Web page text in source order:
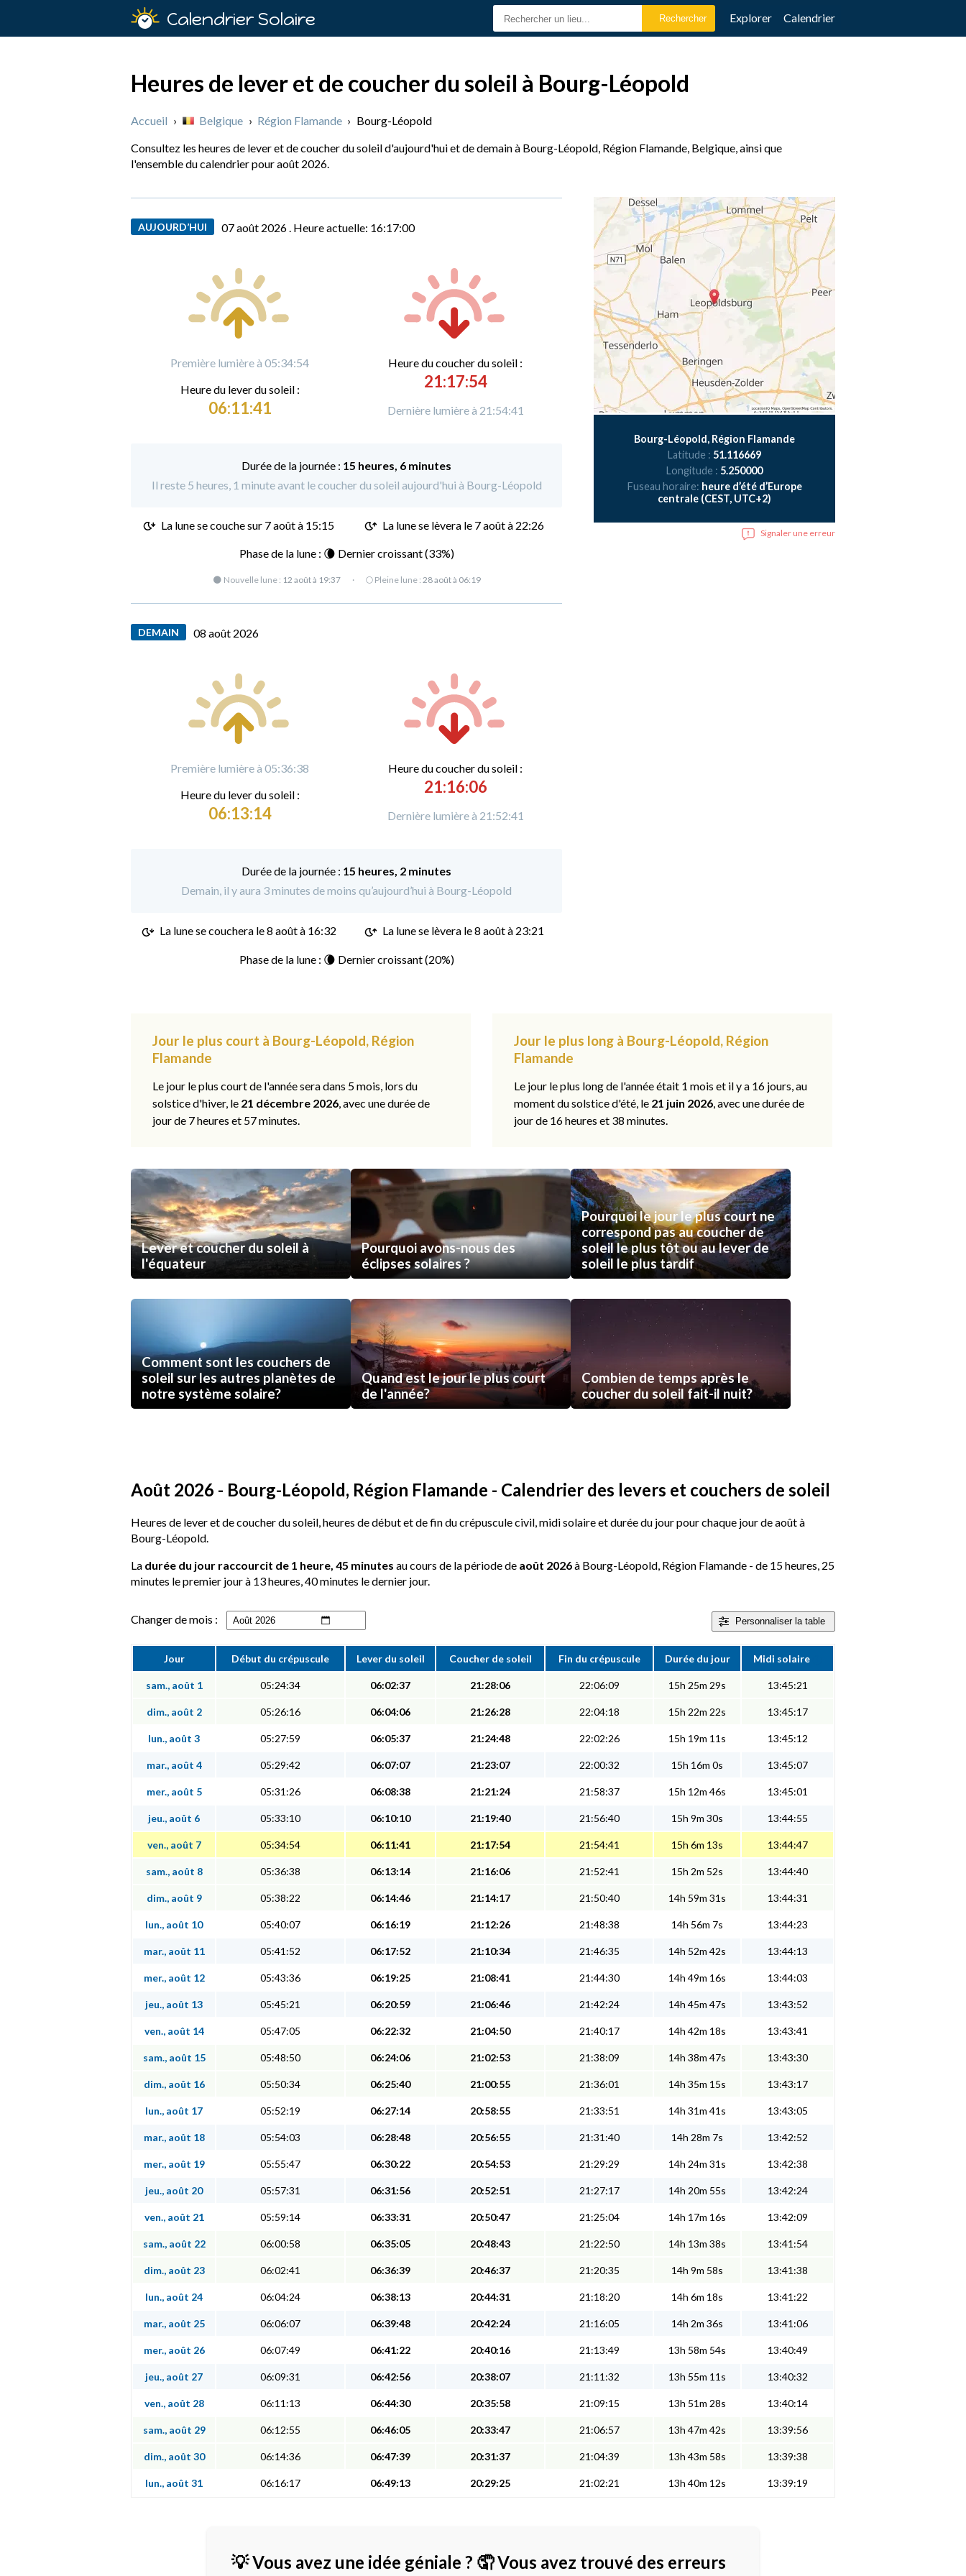
Calendrier Solaire Explorer Calendrier
Heures de lever et de coucher du soleil à Bourg-Léopold
Accueil › Belgique › Région Flamande › Bourg-Léopold
Consultez les heures de lever et de coucher du soleil d'aujourd'hui et de demain à Bourg-Léopold, Région Flamande, Belgique, ainsi que
l'ensemble du calendrier pour août 2026.
AUJOURD’HUI 07 août 2026 . Heure actuelle: 16:17:01
Première lumière à 05:34:54
Heure du lever du soleil :
06:11:41
Heure ducoucher du soleil :
21:17:54
Dernière lumière à 21:54:41
Durée de la journée : 15 heures, 6 minutes
Il reste 5 heures, 1 minute avant le coucher du soleil aujourd'hui à Bourg-Léopold
La lune se couche sur 7 août à 15:15 La lune se lèvera le 7 août à 22:26
Phase de la lune : 🌘 Dernier croissant (33%)
🌑 Nouvelle lune : 12 août à 19:37 · 🌕 Pleine lune : 28 août à 06:19
DEMAIN 08 août 2026
Première lumière à 05:36:38
Heure du lever du soleil :
06:13:14
Heure ducoucher du soleil :
21:16:06
Dernière lumière à 21:52:41
Durée de la journée : 15 heures, 2 minutes
Demain, il y aura 3 minutes de moins qu’aujourd’hui à Bourg-Léopold
La lune se couchera le8 août à 16:32 La lune se lèvera le 8 août à 23:21
Phase de la lune : 🌘 Dernier croissant (20%)
Bourg-Léopold, Région Flamande
Latitude : 51.116669
Longitude : 5.250000
Fuseau horaire: heure d’été d’Europe
centrale (CEST, UTC+2)
Signaler une erreur
Jour le plus court à Bourg-Léopold, Région
Flamande
Le jour le plus court de l'année sera dans 5 mois, lors du
solstice d'hiver, le 21 décembre 2026, avec une durée de
jour de 7 heures et 57 minutes.
Jour le plus long à Bourg-Léopold, Région
Flamande
Le jour le plus long de l'année était 1 mois et il y a 16 jours, au
moment du solstice d'été, le 21 juin 2026, avec une durée de
jour de 16 heures et 38 minutes.
Lever et coucher du soleil à
l'équateur
Pourquoi avons-nous des
éclipses solaires ?
Pourquoi le jour le plus court ne
correspond pas au coucher de
soleil le plus tôt ou au lever de
soleil le plus tardif
Comment sont les couchers de
soleil sur les autres planètes de
notre système solaire?
Quand est le jour le plus court
de l'année?
Combien de temps après le
coucher du soleil fait-il nuit?
Août 2026 - Bourg-Léopold, Région Flamande - Calendrier des levers et couchers de soleil
Heures de lever et de coucher du soleil, heures de début et de fin du crépuscule civil, midi solaire et durée du jour pour chaque jour de août à
Bourg-Léopold.
La durée du jour raccourcit de 1 heure, 45 minutes au cours de la période de août 2026à Bourg-Léopold, Région Flamande - de 15 heures, 25
minutes le premier jour à 13 heures, 40 minutes le dernier jour.
Personnaliserla table
Changer de mois :
Jour Début du crépuscule Lever du soleil Coucher de soleil Fin du crépuscule Durée du jour Midi solaire
sam., août 1 05:24:34 06:02:37 21:28:06 22:06:09 15h 25m 29s 13:45:21
dim., août 2 05:26:16 06:04:06 21:26:28 22:04:18 15h 22m 22s 13:45:17
lun., août 3 05:27:59 06:05:37 21:24:48 22:02:26 15h 19m 11s 13:45:12
mar., août 4 05:29:42 06:07:07 21:23:07 22:00:32 15h 16m 0s 13:45:07
mer., août 5 05:31:26 06:08:38 21:21:24 21:58:37 15h 12m 46s 13:45:01
jeu., août 6 05:33:10 06:10:10 21:19:40 21:56:40 15h 9m 30s 13:44:55
ven., août 7 05:34:54 06:11:41 21:17:54 21:54:41 15h 6m 13s 13:44:47
sam., août 8 05:36:38 06:13:14 21:16:06 21:52:41 15h 2m 52s 13:44:40
dim., août 9 05:38:22 06:14:46 21:14:17 21:50:40 14h 59m 31s 13:44:31
lun., août 10 05:40:07 06:16:19 21:12:26 21:48:38 14h 56m 7s 13:44:23
mar., août 11 05:41:52 06:17:52 21:10:34 21:46:35 14h 52m 42s 13:44:13
mer., août 12 05:43:36 06:19:25 21:08:41 21:44:30 14h 49m 16s 13:44:03
jeu., août 13 05:45:21 06:20:59 21:06:46 21:42:24 14h 45m 47s 13:43:52
ven., août 14 05:47:05 06:22:32 21:04:50 21:40:17 14h 42m 18s 13:43:41
sam., août 15 05:48:50 06:24:06 21:02:53 21:38:09 14h 38m 47s 13:43:30
dim., août 16 05:50:34 06:25:40 21:00:55 21:36:01 14h 35m 15s 13:43:17
lun., août 17 05:52:19 06:27:14 20:58:55 21:33:51 14h 31m 41s 13:43:05
mar., août 18 05:54:03 06:28:48 20:56:55 21:31:40 14h 28m 7s 13:42:52
mer., août 19 05:55:47 06:30:22 20:54:53 21:29:29 14h 24m 31s 13:42:38
jeu., août 20 05:57:31 06:31:56 20:52:51 21:27:17 14h 20m 55s 13:42:24
ven., août 21 05:59:14 06:33:31 20:50:47 21:25:04 14h 17m 16s 13:42:09
sam., août 22 06:00:58 06:35:05 20:48:43 21:22:50 14h 13m 38s 13:41:54
dim., août 23 06:02:41 06:36:39 20:46:37 21:20:35 14h 9m 58s 13:41:38
lun., août 24 06:04:24 06:38:13 20:44:31 21:18:20 14h 6m 18s 13:41:22
mar., août 25 06:06:07 06:39:48 20:42:24 21:16:05 14h 2m 36s 13:41:06
mer., août 26 06:07:49 06:41:22 20:40:16 21:13:49 13h 58m 54s 13:40:49
jeu., août 27 06:09:31 06:42:56 20:38:07 21:11:32 13h 55m 11s 13:40:32
ven., août 28 06:11:13 06:44:30 20:35:58 21:09:15 13h 51m 28s 13:40:14
sam., août 29 06:12:55 06:46:05 20:33:47 21:06:57 13h 47m 42s 13:39:56
dim., août 30 06:14:36 06:47:39 20:31:37 21:04:39 13h 43m 58s 13:39:38
lun., août 31 06:16:17 06:49:13 20:29:25 21:02:21 13h 40m 12s 13:39:19
💡 Vous avez une idée géniale ? 🤦 Vous avez trouvé des erreurs